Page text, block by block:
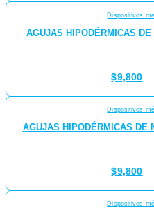
Dispositivos
AGUJAS HIPODÉRMICAS
$9,800
Dispositivos
AGUJAS HIPODÉRMICAS DE
$9,800
Dispositivos